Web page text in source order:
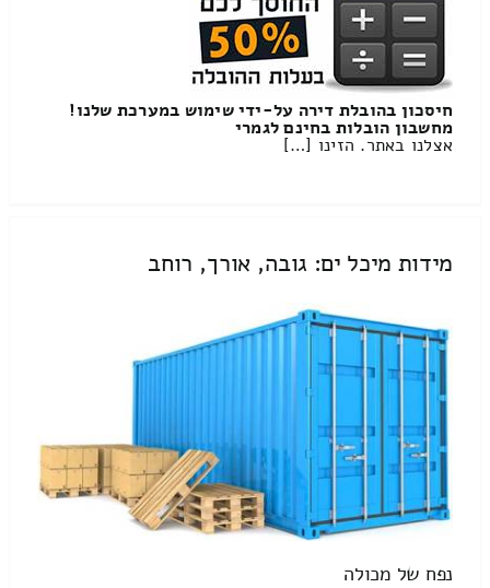
חיסכון בהובלת דירה על-ידי שימוש במערכת שלנו!
מחשבון הובלות בחינם לגמרי
אצלנו באתר. הזינו […]
מידות מיכל ים: גובה, אורך, רוחב
נפח של מכולה